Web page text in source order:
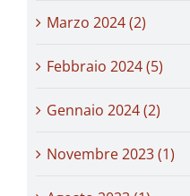
Marzo 2024 (2)
Febbraio 2024 (5)
Gennaio 2024 (2)
Novembre 2023 (1)